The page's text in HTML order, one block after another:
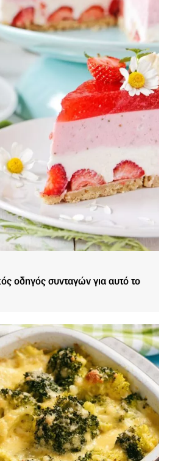
οδηγός συνταγών για αυτό το